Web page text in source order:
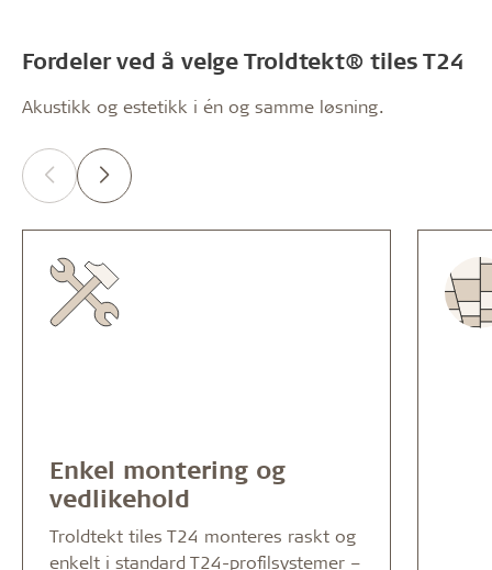
Fordeler ved å velge Troldtekt® tiles T24
Akustikk og estetikk i én og samme løsning.
Enkel montering og
vedlikehold
Troldtekt tiles T24 monteres raskt og
enkelt i standard T24-profilsystemer –